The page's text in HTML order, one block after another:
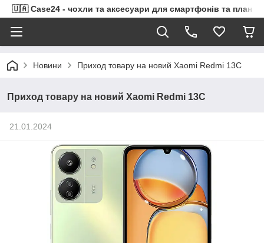
🇺🇦 Case24 - чохли та аксесуари для смартфонів та
Новини Приход товару на новий Xaomi Redmi 13C
Приход товару на новий Xaomi Redmi 13C
21.01.2024